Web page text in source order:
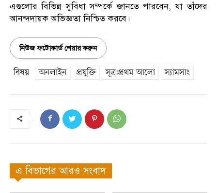
এগুলোর বিভিন্ন সুবিধা সম্পর্কে জানতে পারবেন, যা তাঁদের
আনন্দদায়ক অভিজ্ঞতা নিশ্চিত করবে।
নিউজ ফটোকার্ড শেয়ার করুন
বিষয় অনলাইন প্রযুক্তি সূত্র:প্রথম আলো স্যামসাং
এ বিভাগের আরও সংবাদ